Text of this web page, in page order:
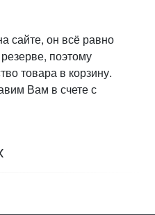
сайте, он всё равно
поэтому
товара в корзину.
Вам в счете с